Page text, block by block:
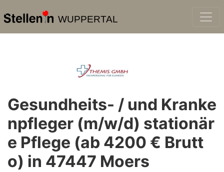
WUPPERTAL
Gesundheits- / und Kranke
npfleger (m/w/d) stationär
e Pflege (ab 4200 € Brutt
o) in 47447 Moers